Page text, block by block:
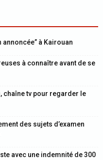
annoncée” à Kairouan
à connaître avant de se
chaîne tv pour regarder le
des sujets d’examen
avec une indemnité de 300